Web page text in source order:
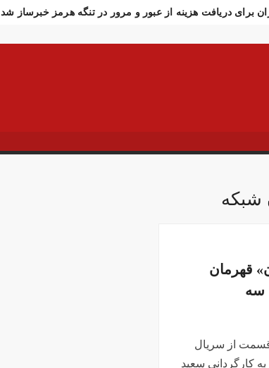
برای دریافت هزینه از عبور و مرور در تنگه هرمز خبرساز شد
رقیق، پدیده غالب هوای کرمانشاه است
اینترنت برخی مردم قطع شد
شبکه
قهرمان
سه
قسمت از سریال
به کارگردانی سعید